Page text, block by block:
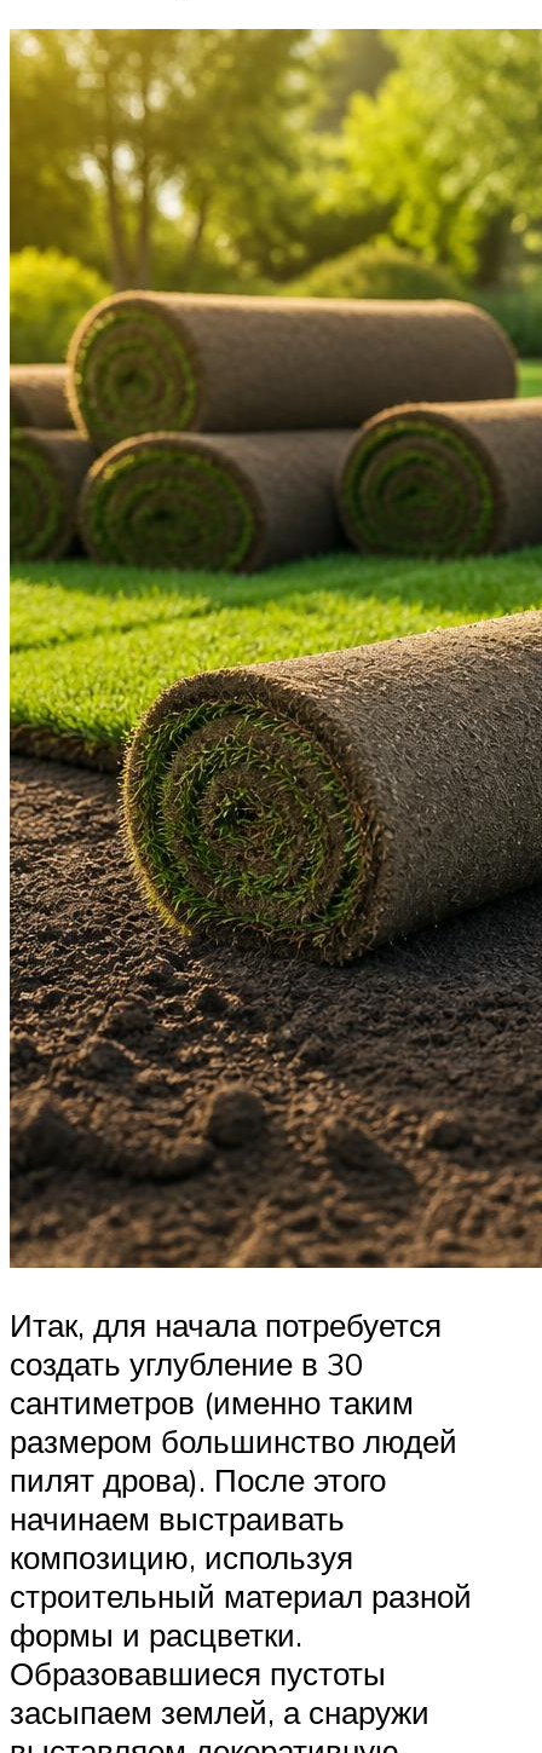
Итак, для начала потребуется
создать углубление в 30
сантиметров (именно таким
размером большинство людей
пилят дрова). После этого
начинаем выстраивать
композицию, используя
строительный материал разной
формы и расцветки.
Образовавшиеся пустоты
засыпаем землей, а снаружи